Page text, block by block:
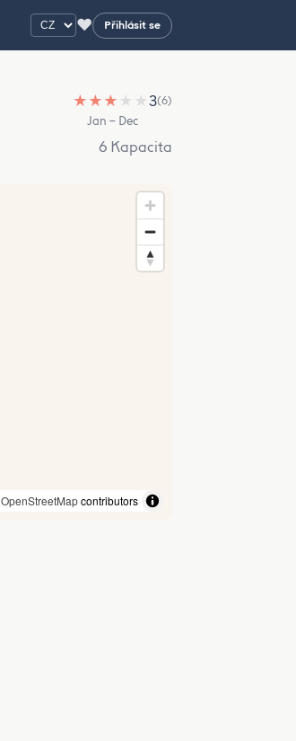
♥ Přihlásit se
★ ★ ★ ★ ★3(6)
Jan – Dec
6 Kapacita
OpenStreetMapcontributors